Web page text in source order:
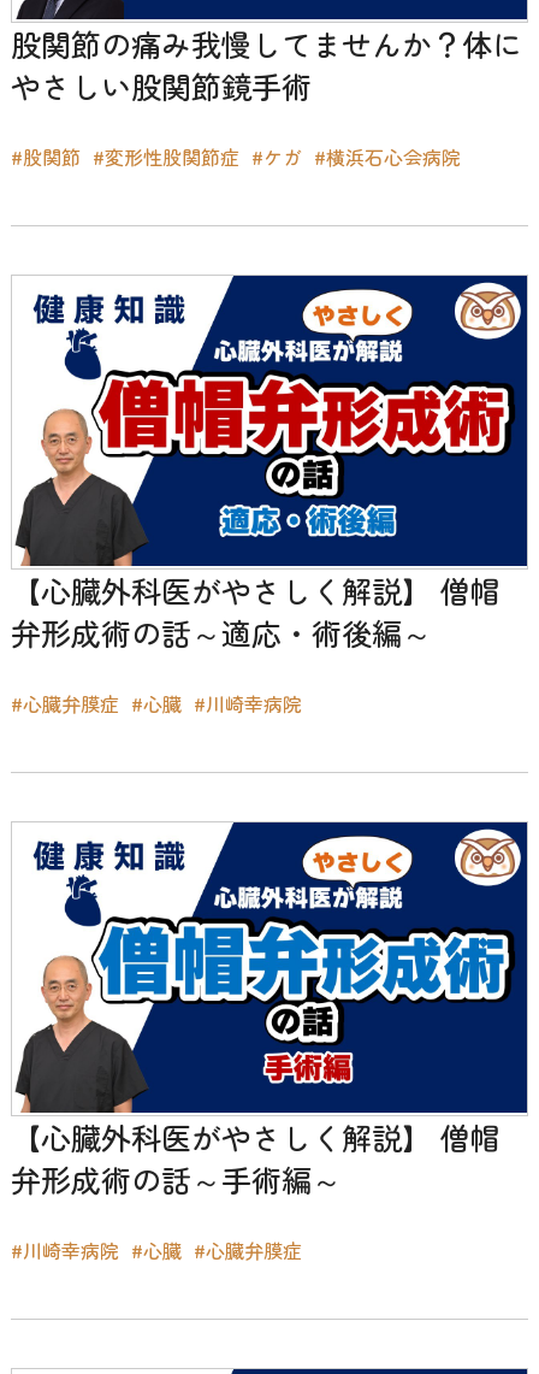
股関節の痛み我慢してませんか？体に
やさしい股関節鏡手術
#股関節 #変形性股関節症 #ケガ #横浜石心会病院
【心臓外科医がやさしく解説】 僧帽
弁形成術の話～適応・術後編～
#心臓弁膜症 #心臓 #川崎幸病院
【心臓外科医がやさしく解説】 僧帽
弁形成術の話～手術編～
#川崎幸病院 #心臓 #心臓弁膜症